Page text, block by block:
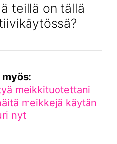
teillä on tällä
myös:
meikkituotettani
meikkejä käytän
nyt